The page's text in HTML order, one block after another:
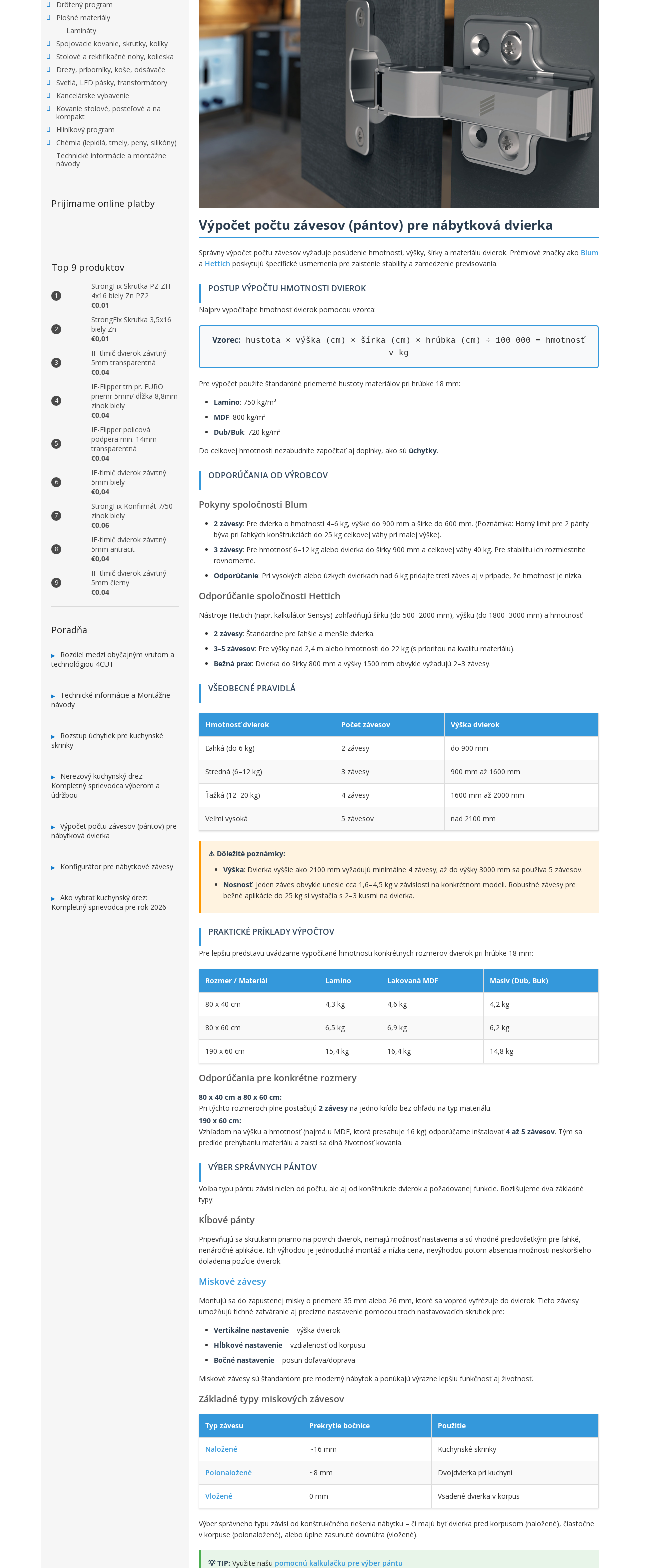
Drôtený program
Plošné materiály
Lamináty
Spojovacie kovanie, skrutky, kolíky
Stolové a rektifikačné nohy, kolieska
Drezy, príborníky, koše, odsávače
Svetlá, LED pásky, transformátory
Kancelárske vybavenie
Kovanie stolové, posteľové a na
kompakt
Hliníkový program
Chémia (lepidlá, tmely, peny, silikóny)
Technické informácie a montážne
návody
Prijímame online platby
Top 9 produktov
StrongFix Skrutka PZ ZH
4x16 biely Zn PZ2
€0,01
StrongFix Skrutka 3,5x16
biely Zn
€0,01
IF-tlmič dvierok závrtný
5mm transparentná
€0,04
IF-Flipper trn pr. EURO
priemr 5mm/ dĺžka 8,8mm
zinok biely
€0,04
IF-Flipper policová
podpera min. 14mm
transparentná
€0,04
IF-tlmič dvierok závrtný
5mm biely
€0,04
StrongFix Konfirmát 7/50
zinok biely
€0,06
IF-tlmič dvierok závrtný
5mm antracit
€0,04
IF-tlmič dvierok závrtný
5mm čierny
€0,04
Poradňa
Rozdiel medzi obyčajným vrutom a
technológiou 4CUT
Technické informácie a Montážne
návody
Rozstup úchytiek pre kuchynské
skrinky
Nerezový kuchynský drez:
Kompletný sprievodca výberom a
údržbou
Výpočet počtu závesov (pántov) pre
nábytková dvierka
Konfigurátor pre nábytkové závesy
Ako vybrať kuchynský drez:
Kompletný sprievodca pre rok 2026
Výpočet počtu závesov (pántov) pre nábytková dvierka
Správny výpočet počtu závesov vyžaduje posúdenie hmotnosti, výšky, šírky a materiálu dvierok. Prémiové značky ako Blum
a Hettich poskytujú špecifické usmernenia pre zaistenie stability a zamedzenie previsovania.
POSTUP VÝPOČTU HMOTNOSTI DVIEROK
Najprv vypočítajte hmotnosť dvierok pomocou vzorca:
Vzorec: hustota × výška (cm) × šírka (cm) × hrúbka (cm) ÷ 100 000 = hmotnosť
v kg
Pre výpočet použite štandardné priemerné hustoty materiálov pri hrúbke 18 mm:
Lamino: 750 kg/m³
MDF: 800 kg/m³
Dub/Buk: 720 kg/m³
Do celkovej hmotnosti nezabudnite započítať aj doplnky, ako sú úchytky.
ODPORÚČANIA OD VÝROBCOV
Pokyny spoločnosti Blum
2 závesy: Pre dvierka o hmotnosti 4–6 kg, výške do 900 mm a šírke do 600 mm. (Poznámka: Horný limit pre 2 pánty
býva pri ľahkých konštrukciách do 25 kg celkovej váhy pri malej výške).
3 závesy: Pre hmotnosť 6–12 kg alebo dvierka do šírky 900 mm a celkovej váhy 40 kg. Pre stabilitu ich rozmiestnite
rovnomerne.
Odporúčanie: Pri vysokých alebo úzkych dvierkach nad 6 kg pridajte tretí záves aj v prípade, že hmotnosť je nízka.
Odporúčanie spoločnosti Hettich
Nástroje Hettich (napr. kalkulátor Sensys) zohľadňujú šírku (do 500–2000 mm), výšku (do 1800–3000 mm) a hmotnosť:
2 závesy: Štandardne pre ľahšie a menšie dvierka.
3–5 závesov: Pre výšky nad 2,4 m alebo hmotnosti do 22 kg (s prioritou na kvalitu materiálu).
Bežná prax: Dvierka do šírky 800 mm a výšky 1500 mm obvykle vyžadujú 2–3 závesy.
VŠEOBECNÉ PRAVIDLÁ
Hmotnosť dvierok Počet závesov Výška dvierok
Ľahká (do 6 kg) 2 závesy do 900 mm
Stredná (6–12 kg) 3 závesy 900 mm až 1600 mm
Ťažká (12–20 kg) 4 závesy 1600 mm až 2000 mm
Veľmi vysoká 5 závesov nad 2100 mm
⚠️ Dôležité poznámky:
Výška: Dvierka vyššie ako 2100 mm vyžadujú minimálne 4 závesy; až do výšky 3000 mm sa používa 5 závesov.
Nosnosť: Jeden záves obvykle unesie cca 1,6–4,5 kg v závislosti na konkrétnom modeli. Robustné závesy pre
bežné aplikácie do 25 kg si vystačia s 2–3 kusmi na dvierka.
PRAKTICKÉ PRÍKLADY VÝPOČTOV
Pre lepšiu predstavu uvádzame vypočítané hmotnosti konkrétnych rozmerov dvierok pri hrúbke 18 mm:
Rozmer / Materiál Lamino Lakovaná MDF Masív (Dub, Buk)
80 x 40 cm 4,3 kg 4,6 kg 4,2 kg
80 x 60 cm 6,5 kg 6,9 kg 6,2 kg
190 x 60 cm 15,4 kg 16,4 kg 14,8 kg
Odporúčania pre konkrétne rozmery
80 x 40 cm a 80 x 60 cm:
Pri týchto rozmeroch plne postačujú 2 závesy na jedno krídlo bez ohľadu na typ materiálu.
190 x 60 cm:
Vzhľadom na výšku a hmotnosť (najmä u MDF, ktorá presahuje 16 kg) odporúčame inštalovať4 až 5 závesov. Tým sa
predíde prehýbaniu materiálu a zaistí sa dlhá životnosť kovania.
VÝBER SPRÁVNYCH PÁNTOV
Voľba typu pántu závisí nielen od počtu, ale aj od konštrukcie dvierok a požadovanej funkcie. Rozlišujeme dva základné
typy:
Kĺbové pánty
Pripevňujú sa skrutkami priamo na povrch dvierok, nemajú možnosť nastavenia a sú vhodné predovšetkým pre ľahké,
nenáročné aplikácie. Ich výhodou je jednoduchá montáž a nízka cena, nevýhodou potom absencia možnosti neskoršieho
doladenia pozície dvierok.
Miskové závesy
Montujú sa do zapustenej misky o priemere 35 mm alebo 26 mm, ktoré sa vopred vyfrézuje do dvierok. Tieto závesy
umožňujú tichné zatváranie aj precízne nastavenie pomocou troch nastavovacích skrutiek pre:
Vertikálne nastavenie – výška dvierok
Hĺbkové nastavenie – vzdialenosť od korpusu
Bočné nastavenie – posun doľava/doprava
Miskové závesy sú štandardom pre moderný nábytok a ponúkajú výrazne lepšiu funkčnosť aj životnosť.
Základné typy miskových závesov
Typ závesu Prekrytie bočnice Použitie
Naložené ~16 mm Kuchynské skrinky
Polonaložené ~8 mm Dvojdvierka pri kuchyni
Vložené 0 mm Vsadené dvierka v korpus
Výber správneho typu závisí od konštrukčného riešenia nábytku – či majú byť dvierka pred korpusom (naložené), čiastočne
v korpuse (polonaložené), alebo úplne zasunuté dovnútra (vložené).
💡 TIP: Využite našu pomocnú kalkulačku pre výber pántu